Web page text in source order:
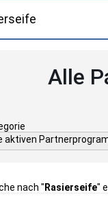
Alle
aktiven
nach " Rasierseife"